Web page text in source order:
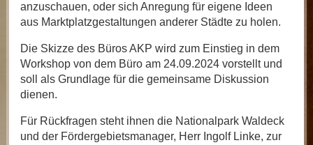
anzuschauen, oder sich Anregung für eigene Ideen
aus Marktplatzgestaltungen anderer Städte zu holen.
Die Skizze des Büros AKP wird zum Einstieg in dem
Workshop von dem Büro am 24.09.2024 vorstellt und
soll als Grundlage für die gemeinsame Diskussion
dienen.
Für Rückfragen steht ihnen die Nationalpark Waldeck
und der Fördergebietsmanager, Herr Ingolf Linke, zur